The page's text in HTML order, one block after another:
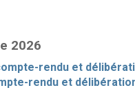
2026
rendu et
rendu et